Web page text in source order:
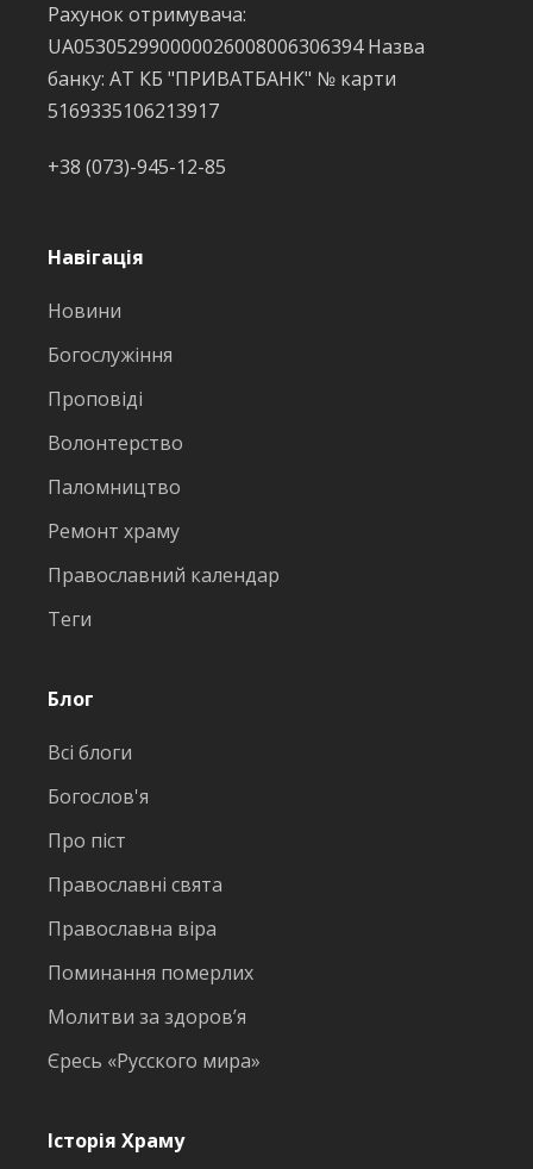
Рахунок отримувача:
UA053052990000026008006306394 Назва
банку: АТ КБ "ПРИВАТБАНК" № карти
5169335106213917
+38 (073)-945-12-85
Навігація
Новини
Богослужіння
Проповіді
Волонтерство
Паломництво
Ремонт храму
Православний календар
Теги
Блог
Всі блоги
Богослов'я
Про піст
Православні свята
Православна віра
Поминання померлих
Молитви за здоров’я
Єресь «Русского мира»
Історія Храму